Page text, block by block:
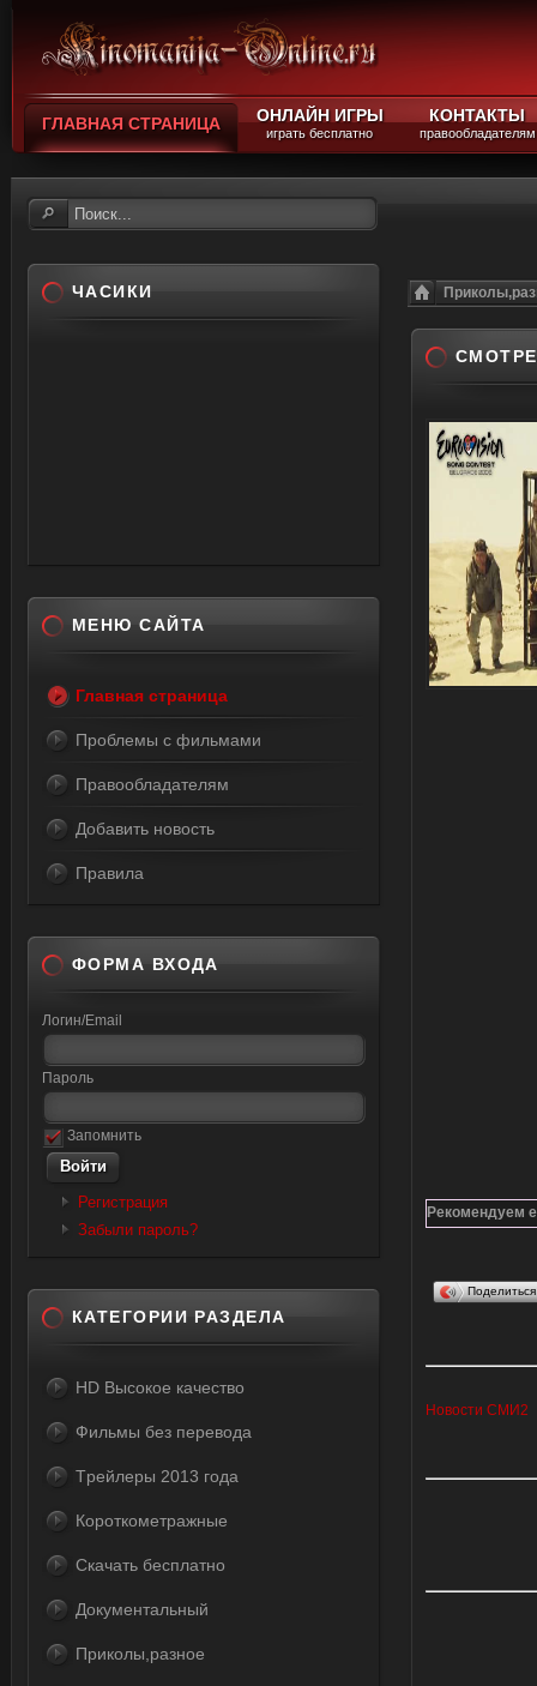
ГЛАВНАЯ СТРАНИЦА ОНЛАЙН ИГРЫ
играть бесплатно
КОНТАКТЫ
правообладателям
Рекомендуем
Новости СМИ2
ЧАСИКИ
МЕНЮ САЙТА
Главная страница
Проблемы с фильмами
Правообладателям
Добавить новость
Правила
ФОРМА ВХОДА
Логин/Email
Пароль
Запомнить
Регистрация
Забыли пароль?
КАТЕГОРИИ РАЗДЕЛА
HD Высокое качество
Фильмы без перевода
Tрейлеры 2013 года
Короткометражные
Скачать бесплатно
Документальный
Приколы,разное